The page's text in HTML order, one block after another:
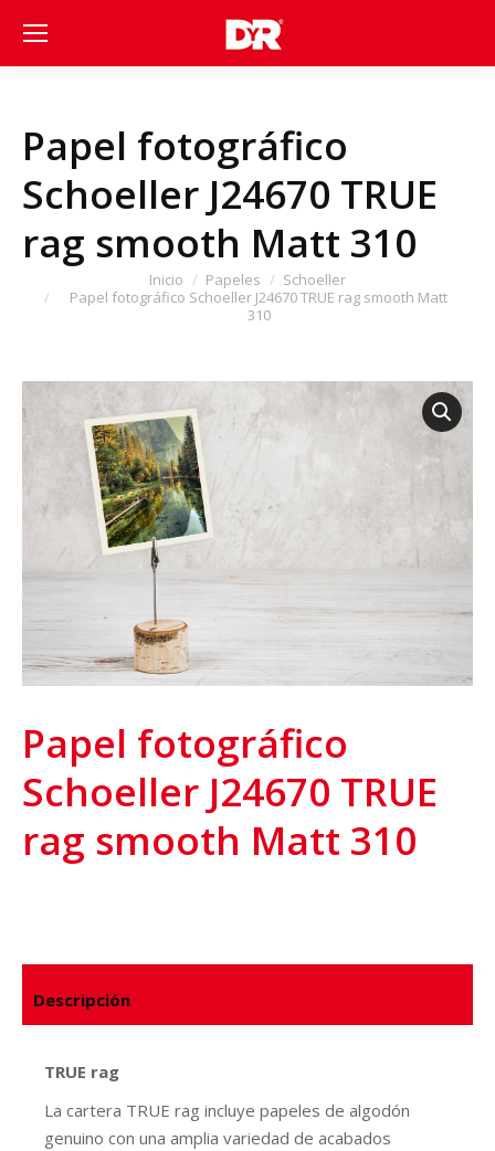
Papel fotográfico
Schoeller J24670 TRUE
rag smooth Matt 310
Inicio Papeles
Schoeller
Papel fotográfico Schoeller J24670 TRUE rag smooth Matt
310
Papel fotográfico
Schoeller J24670 TRUE
rag smooth Matt 310
Descripción
TRUE rag
La cartera TRUE rag incluye papeles de algodón
genuino con una amplia variedad de acabados